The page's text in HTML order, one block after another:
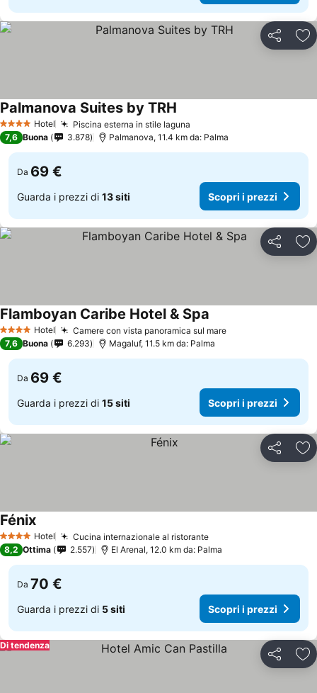
Condividi
4 Stelle Hotel Piscina esterna in stile laguna
Palmanova Suites by TRH
7,6 Buona 3.878 Palmanova, 11.4 km da: Palma
Da 69 €
Guarda i prezzi di 13 siti Scopri i prezzi
Condividi
4 Stelle Hotel Camere con vista panoramica sul mare
Flamboyan Caribe Hotel & Spa
7,6 Buona 6.293 Magaluf, 11.5 km da: Palma
Da 69 €
Guarda i prezzi di 15 siti Scopri i prezzi
Condividi
4 Stelle Hotel Cucina internazionale al ristorante
Fénix
8,2 Ottima 2.557 El Arenal, 12.0 km da: Palma
Da 70 €
Guarda i prezzi di 5 siti Scopri i prezzi
Condividi
Di tendenza